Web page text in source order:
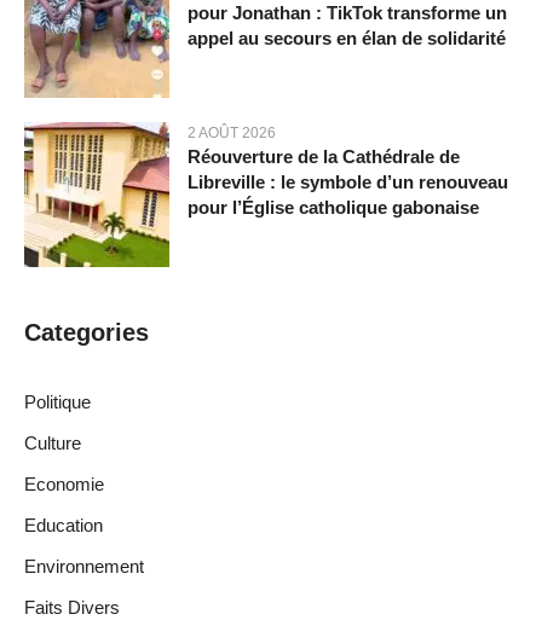
pour Jonathan : TikTok transforme un
appel au secours en élan de solidarité
2 AOÛT 2026
Réouverture de la Cathédrale de
Libreville : le symbole d’un renouveau
pour l’Église catholique gabonaise
Categories
Politique
Culture
Economie
Education
Environnement
Faits Divers